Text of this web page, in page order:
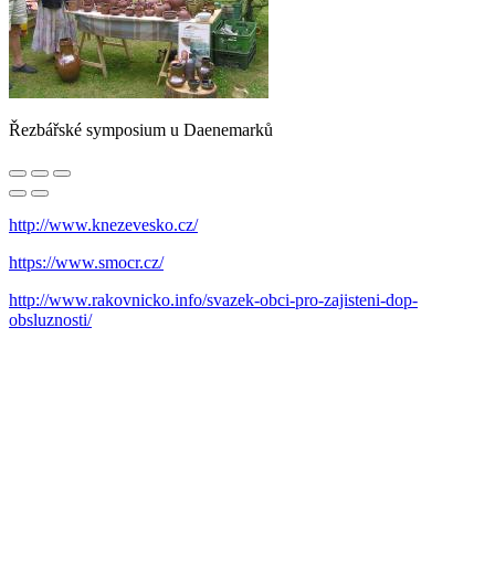
Řezbářské symposium u Daenemarků
http://www.knezevesko.cz/
https://www.smocr.cz/
http://www.rakovnicko.info/svazek-obci-pro-zajisteni-dop-
obsluznosti/